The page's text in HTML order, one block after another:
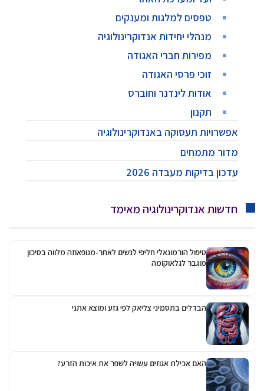
טפסים למלגות ומענקים
מנהלי יחידות אנדוקרינולוגיה
מפירות חברי האגודה
זוכי פרסי האגודה
אודות לינדנר וחוברס
תקנון
אפשרויות תעסוקה באנדוקרינולוגיה
מדור מתמחים
עדכון בדיקות מעבדה 2026
חדשות אנדוקרינולוגיה מאימד
טיפול הורמונאלי חליפי לנשים לאחר-מנופאוזה מלווה בסיכון
מוגבר לגלאוקומה
הבדלים בתסמיני צליאק לפי גזע ומוצא אתני
האם אכילת אגוזים עשויה לשפר את איכות הזרע?